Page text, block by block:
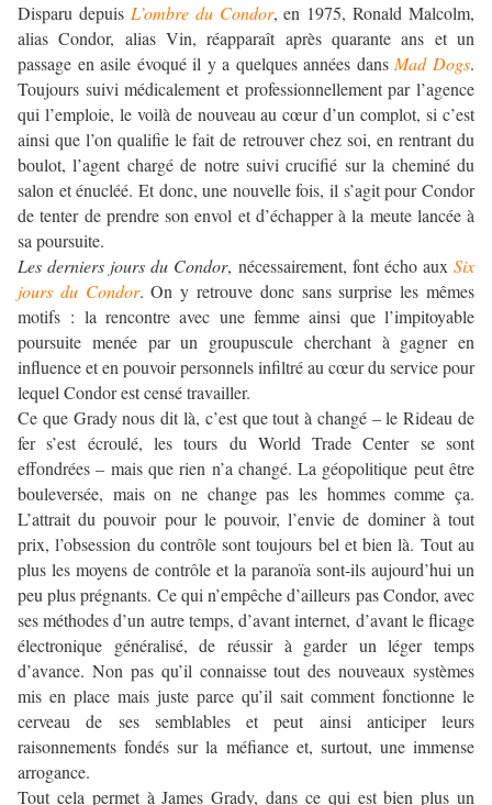
Disparu depuis L’ombre du Condor, en 1975, Ronald Malcolm,
alias Condor, alias Vin, réapparaît après quarante ans et un
passage en asile évoqué il y a quelques années dans Mad Dogs.
Toujours suivi médicalement et professionnellement par l’agence
qui l’emploie, le voilà de nouveau au cœur d’un complot, si c’est
ainsi que l’on qualifie le fait de retrouver chez soi, en rentrant du
boulot, l’agent chargé de notre suivi crucifié sur la cheminé du
salon et énucléé. Et donc, une nouvelle fois, il s’agit pour Condor
de tenter de prendre son envol et d’échapper à la meute lancée à
sa poursuite.
Les derniers jours du Condor, nécessairement, font écho auxSix
jours du Condor. On y retrouve donc sans surprise les mêmes
motifs : la rencontre avec une femme ainsi que l’impitoyable
poursuite menée par un groupuscule cherchant à gagner en
influence et en pouvoir personnels infiltré au cœur du service pour
lequel Condor est censé travailler.
Ce que Grady nous dit là, c’est que tout à changé – le Rideau de
fer s’est écroulé, les tours du World Trade Center se sont
effondrées – mais que rien n’a changé. La géopolitique peut être
bouleversée, mais on ne change pas les hommes comme ça.
L’attrait du pouvoir pour le pouvoir, l’envie de dominer à tout
prix, l’obsession du contrôle sont toujours bel et bien là. Tout au
plus les moyens de contrôle et la paranoïa sont-ils aujourd’hui un
peu plus prégnants. Ce qui n’empêche d’ailleurs pas Condor, avec
ses méthodes d’un autre temps, d’avant internet, d’avant le flicage
électronique généralisé, de réussir à garder un léger temps
d’avance. Non pas qu’il connaisse tout des nouveaux systèmes
mis en place mais juste parce qu’il sait comment fonctionne le
cerveau de ses semblables et peut ainsi anticiper leurs
raisonnements fondés sur la méfiance et, surtout, une immense
arrogance.
Tout cela permet à James Grady, dans ce qui est bien plus un